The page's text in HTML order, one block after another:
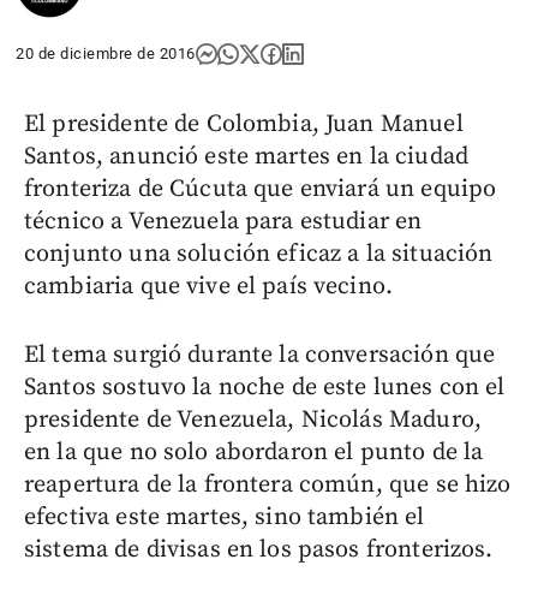
20 de diciembre de 2016
El presidente de Colombia, Juan Manuel
Santos, anunció este martes en la ciudad
fronteriza de Cúcuta que enviará un equipo
técnico a Venezuela para estudiar en
conjunto una solución eficaz a la situación
cambiaria que vive el país vecino.
El tema surgió durante la conversación que
Santos sostuvo la noche de este lunes con el
presidente de Venezuela, Nicolás Maduro,
en la que no solo abordaron el punto de la
reapertura de la frontera común, que se hizo
efectiva este martes, sino también el
sistema de divisas en los pasos fronterizos.